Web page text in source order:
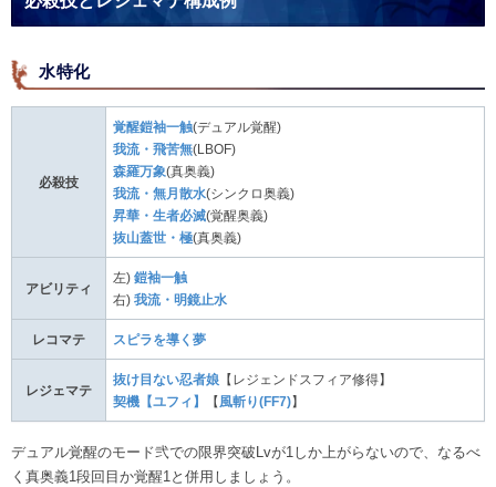
水特化
必殺技
覚醒鎧袖一触(デュアル覚醒)
我流・飛苦無(LBOF)
森羅万象(真奥義)
我流・無月散水(シンクロ奥義)
昇華・生者必滅(覚醒奥義)
抜山蓋世・極(真奥義)
アビリティ
左) 鎧袖一触
右) 我流・明鏡止水
レコマテ スピラを導く夢
レジェマテ
抜け目ない忍者娘 【レジェンドスフィア修得】
契機【ユフィ】
【 風斬り(FF7)】
デュアル覚醒のモード弐での限界突破Lvが1しか上がらないので、なるべ
く真奥義1段回目か覚醒1と併用しましょう。